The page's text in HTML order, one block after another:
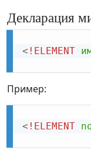
Декларация
< !ELEMENT
Пример:
< !ELEMENT